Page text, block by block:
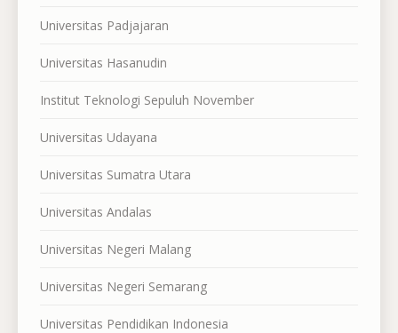
Universitas Padjajaran
Universitas Hasanudin
Institut Teknologi Sepuluh November
Universitas Udayana
Universitas Sumatra Utara
Universitas Andalas
Universitas Negeri Malang
Universitas Negeri Semarang
Universitas Pendidikan Indonesia